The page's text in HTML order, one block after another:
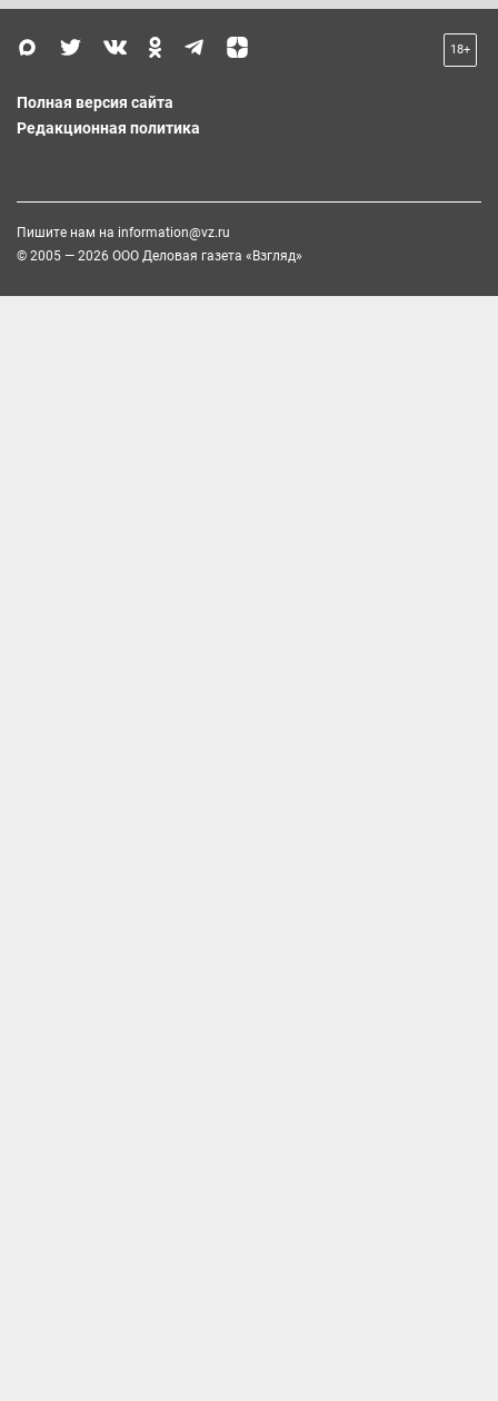
18+
Полная версия сайта
Редакционная политика
Пишите нам на information@vz.ru
© 2005 — 2026 ООО Деловая газета «Взгляд»